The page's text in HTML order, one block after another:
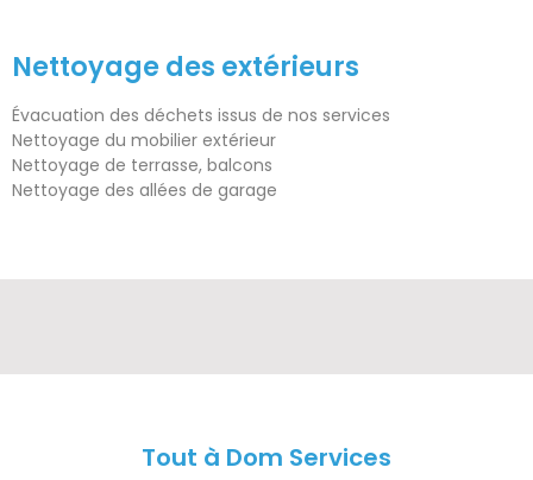
Nettoyage des extérieurs
Évacuation des déchets issus de nos services
Nettoyage du mobilier extérieur
Nettoyage de terrasse, balcons
Nettoyage des allées de garage
Tout à Dom Services